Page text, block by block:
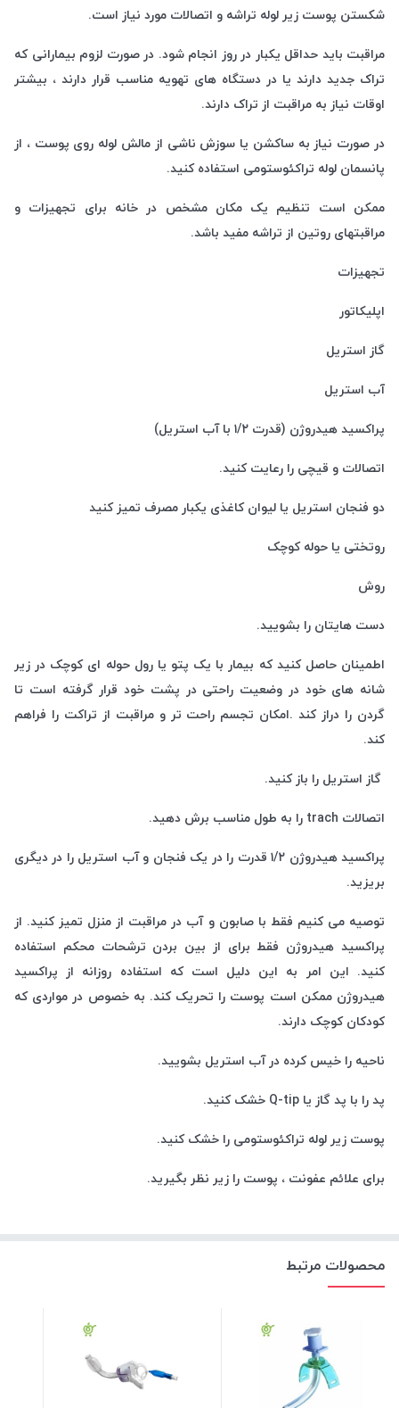
شکستن پوست زیر لوله تراشه و اتصالات مورد نیاز است.
مراقبت باید حداقل یکبار در روز انجام شود. در صورت لزوم بیمارانی که
تراک جدید دارند یا در دستگاه های تهویه مناسب قرار دارند ، بیشتر
اوقات نیاز به مراقبت از تراک دارند.
در صورت نیاز به ساکشن یا سوزش ناشی از مالش لوله روی پوست ، از
پانسمان لوله تراکئوستومی استفاده کنید.
ممکن است تنظیم یک مکان مشخص در خانه برای تجهیزات و
مراقبتهای روتین از تراشه مفید باشد.
تجهیزات
اپلیکاتور
گاز استریل
آب استریل
پراکسید هیدروژن (قدرت ۱/۲ با آب استریل)
اتصالات و قیچی را رعایت کنید.
دو فنجان استریل یا لیوان کاغذی یکبار مصرف تمیز کنید
روتختی یا حوله کوچک
روش
دست هایتان را بشویید.
اطمینان حاصل کنید که بیمار با یک پتو یا رول حوله ای کوچک در زیر
شانه های خود در وضعیت راحتی در پشت خود قرار گرفته است تا
گردن را دراز کند .امکان تجسم راحت تر و مراقبت از تراکت را فراهم
کند.
گاز استریل را باز کنید.
اتصالات trach را به طول مناسب برش دهید.
پراکسید هیدروژن ۱/۲ قدرت را در یک فنجان و آب استریل را در دیگری
بریزید.
توصیه می کنیم فقط با صابون و آب در مراقبت از منزل تمیز کنید. از
پراکسید هیدروژن فقط برای از بین بردن ترشحات محکم استفاده
کنید. این امر به این دلیل است که استفاده روزانه از پراکسید
هیدروژن ممکن است پوست را تحریک کند. به خصوص در مواردی که
کودکان کوچک دارند.
ناحیه را خیس کرده در آب استریل بشویید.
پد را با پد گاز یا Q-tip خشک کنید.
پوست زیر لوله تراکئوستومی را خشک کنید.
برای علائم عفونت ، پوست را زیر نظر بگیرید.
محصولات مرتبط